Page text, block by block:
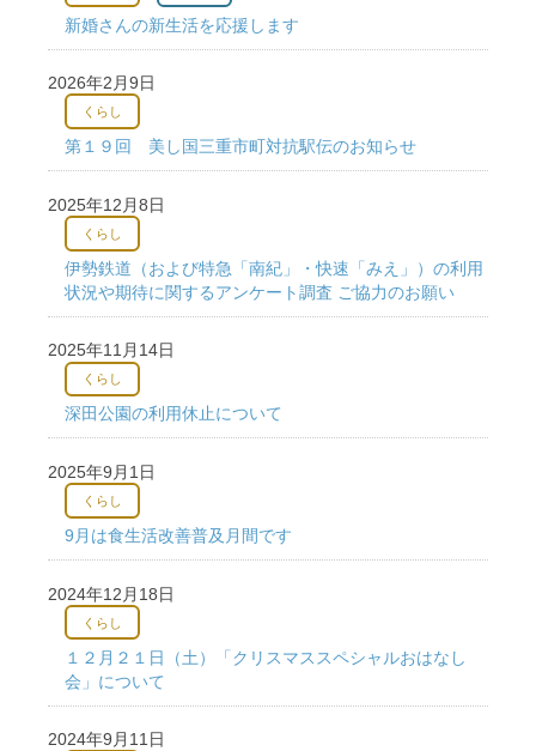
新婚さんの新生活を応援します
2026年2月9日
くらし
第１９回 美し国三重市町対抗駅伝のお知らせ
2025年12月8日
くらし
伊勢鉄道（および特急「南紀」・快速「みえ」）の利用
状況や期待に関するアンケート調査 ご協力のお願い
2025年11月14日
くらし
深田公園の利用休止について
2025年9月1日
くらし
9月は食生活改善普及月間です
2024年12月18日
くらし
１２月２１日（土）「クリスマススペシャルおはなし
会」について
2024年9月11日